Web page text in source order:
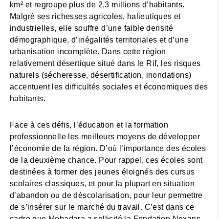
km² et regroupe plus de 2,3 millions d’habitants.
Malgré ses richesses agricoles, halieutiques et
industrielles, elle souffre d’une faible densité
démographique, d’inégalités territoriales et d’une
urbanisation incomplète. Dans cette région
relativement désertique situé dans le Rif, les risques
naturels (sécheresse, désertification, inondations)
accentuent les difficultés sociales et économiques des
habitants.
Face à ces défis, l’éducation et la formation
professionnelle les meilleurs moyens de développer
l’économie de la région. D’où l’importance des écoles
de la deuxième chance. Pour rappel, ces écoles sont
destinées à former des jeunes éloignés des cursus
scolaires classiques, et pour la plupart en situation
d’abandon ou de déscolarisation, pour leur permettre
de s’insérer sur le marché du travail. C’est dans ce